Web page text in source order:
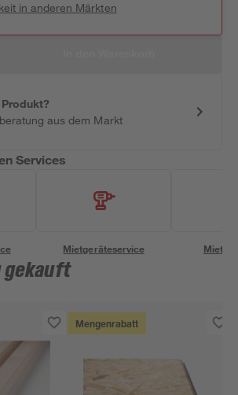
in anderen Märkten
aus dem Markt
Services
Mietgeräteservice
gekauft
Mengenrabatt